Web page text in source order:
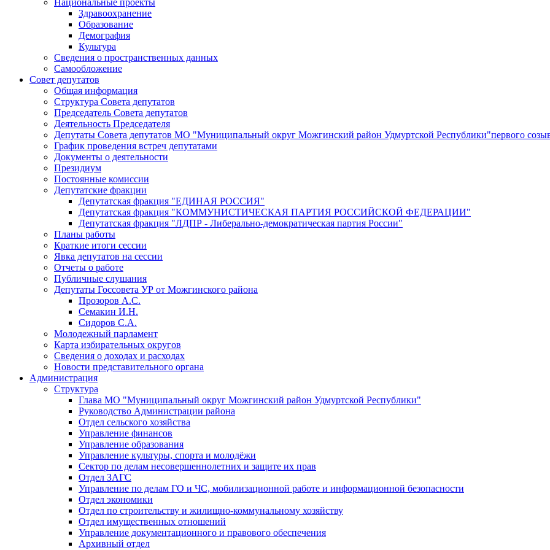
Здравоохранение
Образование
Демография
Культура
Сведения о пространственных данных
Самообложение
Совет депутатов
Общая информация
Структура Совета депутатов
Председатель Совета депутатов
Деятельность Председателя
Депутаты Совета депутатов МО "Муниципальный округ Можгинский район Удмуртской Республики"первого
График проведения встреч депутатами
Документы о деятельности
Президиум
Постоянные комиссии
Депутатские фракции
Депутатская фракция "ЕДИНАЯ РОССИЯ"
Депутатская фракция "КОММУНИСТИЧЕСКАЯ ПАРТИЯ РОССИЙСКОЙ ФЕДЕРАЦИИ"
Депутатская фракция "ЛДПР - Либерально-демократическая партия России"
Планы работы
Краткие итоги сессии
Явка депутатов на сессии
Отчеты о работе
Публичные слушания
Депутаты Госсовета УР от Можгинского района
Прозоров А.С.
Семакин И.Н.
Сидоров С.А.
Молодежный парламент
Карта избирательных округов
Сведения о доходах и расходах
Новости представительного органа
Администрация
Структура
Глава МО "Муниципальный округ Можгинский район Удмуртской Республики"
Руководство Администрации района
Отдел сельского хозяйства
Управление финансов
Управление образования
Управление культуры, спорта и молодёжи
Сектор по делам несовершеннолетних и защите их прав
Отдел ЗАГС
Управление по делам ГО и ЧС, мобилизационной работе и информационной безопасности
Отдел экономики
Отдел по строительству и жилищно-коммунальному хозяйству
Отдел имущественных отношений
Управление документационного и правового обеспечения
Архивный отдел